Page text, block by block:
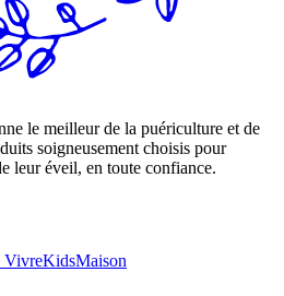
le meilleur de la puériculture et de
soigneusement choisis pour
leur éveil, en toute confiance.
VivreKidsMaison